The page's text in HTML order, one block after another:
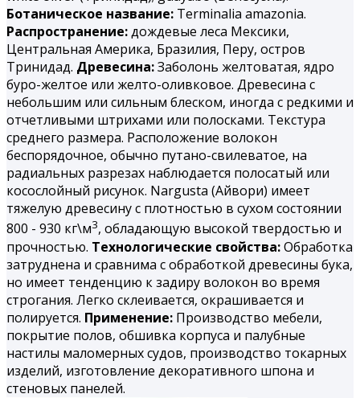
Ботаническое название: Terminalia amazonia.
Распространение:дождевые леса Мексики,
Центральная Америка, Бразилия, Перу, остров
Тринидад. Древесина:Заболонь желтоватая, ядро
буро-желтое или желто-оливковое. Древесина с
небольшим или сильным блеском, иногда с редкими и
отчетливыми штрихами или полосками. Текстура
среднего размера. Расположение волокон
беспорядочное, обычно путано-свилеватое, на
радиальных разрезах наблюдается полосатый или
косослойный рисунок. Nargusta (Айвори) имеет
тяжелую древесину с плотностью в сухом состоянии
800 - 930 кг\м3, обладающую высокой твердостью и
прочностью. Технологические свойства:Обработка
затруднена и сравнима с обработкой древесины бука,
но имеет тенденцию к задиру волокон во время
строгания. Легко склеивается, окрашивается и
полируется. Применение: Производство мебели,
покрытие полов, обшивка корпуса и палубные
настилы маломерных судов, производство токарных
изделий, изготовление декоративного шпона и
стеновых панелей.